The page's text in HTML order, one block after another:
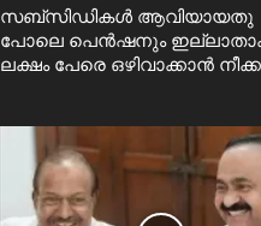
സബ്സിഡികൾ ആവിയായതു
പോലെ പെൻഷനും
ലക്ഷം പേരെ ഒഴിവാക്കാൻ